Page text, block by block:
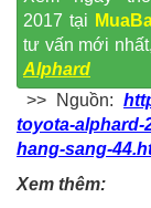
2017 tại
tư vấn mới
Alphard
>> Nguồn:
toyota-alphard-
hang-sang-
Xem thêm: